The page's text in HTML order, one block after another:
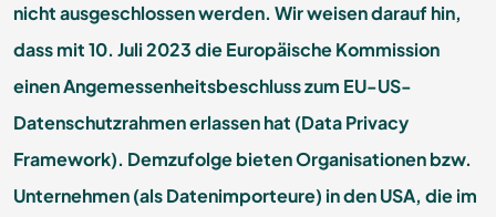
nicht ausgeschlossen werden. Wir weisen darauf hin,
dass mit 10. Juli 2023 die Europäische Kommission
einen Angemessenheitsbeschluss zum EU-US-
Datenschutzrahmen erlassen hat (Data Privacy
Framework). Demzufolge bieten Organisationen bzw.
Unternehmen (als Datenimporteure) in den USA, die im